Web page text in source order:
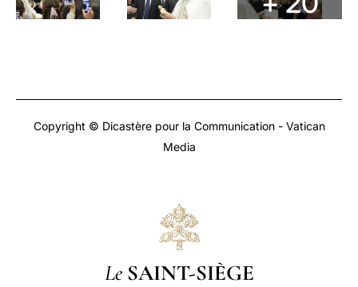
Copyright © Dicastère pour la Communication - Vatican
Media
Le SAINT-SIÈGE